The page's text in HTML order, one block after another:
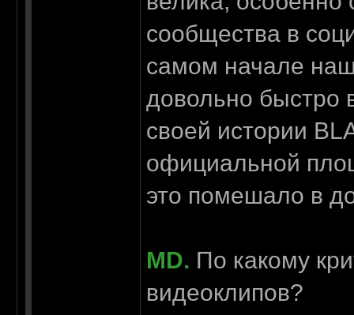
сообщества в
самом начале
довольно быстро
своей истории
официальной
это помешало в
MD. По какому
видеоклипов?